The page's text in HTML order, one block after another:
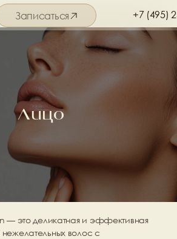
Записаться
о салоне
+7 (495)
Лицо
— это деликатная и эффективная
волос с